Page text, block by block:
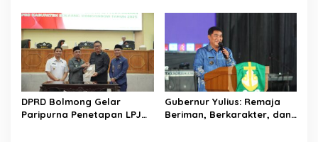
Golda Pinontoan
DPRD Bolmong Gelar
Paripurna Penetapan LPJ
Gubernur Yulius: Remaja
Beriman, Berkarakter, dan